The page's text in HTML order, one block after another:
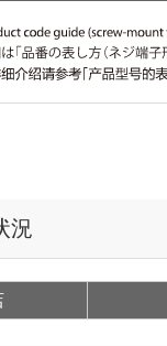
況